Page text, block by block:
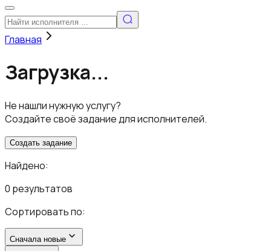
Главная
Загрузка...
Не нашли нужную услугу?
Создайте своё задание для исполнителей.
Создать задание
Найдено:
0 результатов
Сортировать по:
Сначала новые